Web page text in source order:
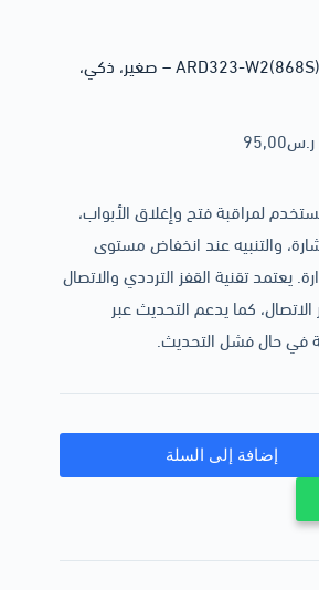
كاشف باب لاسلكي داهوا ARD323-W2(868S) – صغير، ذكي،
95,00ر.س
لمراقبة فتح وإغلاق الأبواب،
والتنبيه عند انخفاض مستوى
يعتمد تقنية القفز الترددي والاتصال
الاتصال، كما يدعم التحديث عبر
في حال فشل التحديث.
إضافة إلى السلة